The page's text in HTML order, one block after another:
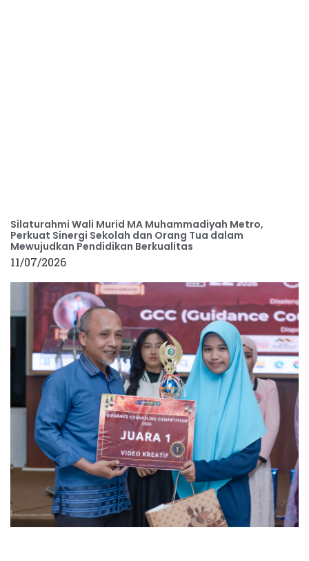
Silaturahmi Wali Murid MA Muhammadiyah Metro,
Perkuat Sinergi Sekolah dan Orang Tua dalam
Mewujudkan Pendidikan Berkualitas
11/07/2026